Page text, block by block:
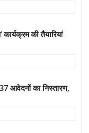
कार्यक्रम की तैयारियां
आवेदनों का निस्तारण,